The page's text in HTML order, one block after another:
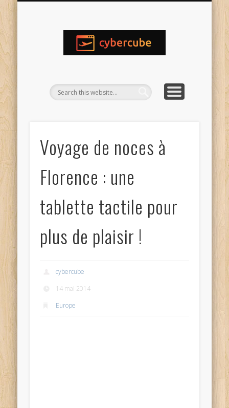
Voyage de noces à
Florence : une
tablette tactile pour
plus de plaisir !
cybercube
14 mai 2014
Europe